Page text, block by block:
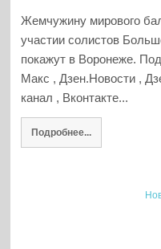
Жемчужину мирового
участии солистов
покажут в Воронеже.
Макс , Дзен.Новости ,
канал , Вконтакте...
Подробнее...